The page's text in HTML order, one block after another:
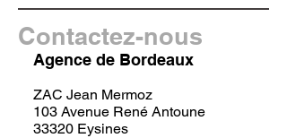
Contactez-nous
Agence de Bordeaux
ZAC Jean Mermoz
103 Avenue René Antoune
33320 Eysines